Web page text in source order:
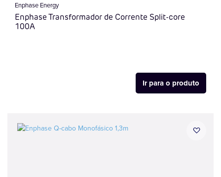
Enphase Energy
Enphase Transformador de Corrente Split-core
100A
Ir para o produto